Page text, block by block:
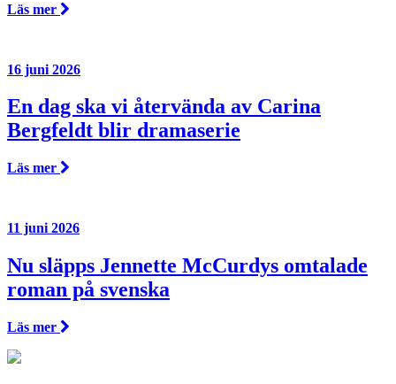
Läs mer
16 juni 2026
En dag ska vi återvända av Carina
Bergfeldt blir dramaserie
Läs mer
11 juni 2026
Nu släpps Jennette McCurdys omtalade
roman på svenska
Läs mer